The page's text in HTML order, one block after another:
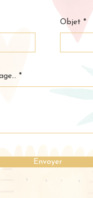
Objet
Envoyer